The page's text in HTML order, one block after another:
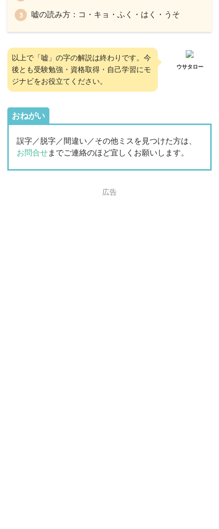
嘘の読み方：コ・キョ・ふく・はく・うそ
以上で「嘘」の字の解説は終わりです。今
後とも受験勉強・資格取得・自己学習にモ
ジナビをお役立てください。
ウサタロー
おねがい
誤字／脱字／間違い／その他ミスを見つけた方は、
お問合せまでご連絡のほど宜しくお願いします。
広告